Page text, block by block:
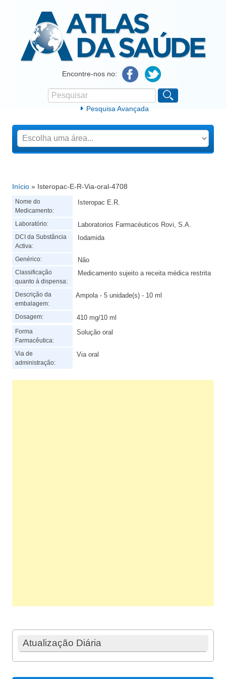
Atlas da SaúdeEncontre-nos no:
Formulário de procura
Pesquisar
Pesquisa Avançada
Está aqui
Início » Isteropac-E-R-Via-oral-4708
Nome do
Medicamento:
Isteropac E.R.
Laboratório: Laboratorios Farmacéuticos Rovi, S.A.
DCI da Substância
Activa:
Iodamida
Genérico: Não
Classificação
quanto à dispensa:
Medicamento sujeito a receita médica restrita
Descrição da
embalagem:
Ampola - 5 unidade(s) - 10 ml
Dosagem: 410 mg/10 ml
Forma
Farmacêutica:
Solução oral
Via de
administração:
Via oral
Atualização Diária